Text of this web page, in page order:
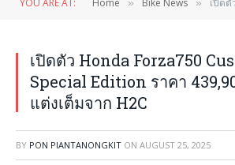
» »
เปิดตัว Honda Forza750
Special Edition ราคา
แต่งเต็มจาก H2C
BY PON PIANTANONGKIT ON AUGUST 25, 2025